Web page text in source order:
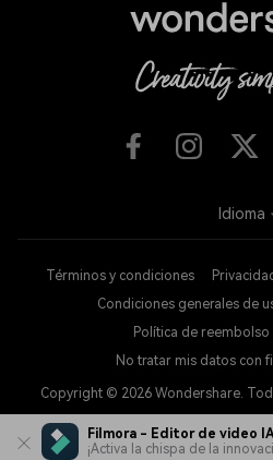
Filmora - Editor de video
¡Activa la chispa de la
Términos y condiciones
Condiciones generales de
Política de reembolso
No tratar mis datos con
Copyright © 2026 Wondershare.
Idioma